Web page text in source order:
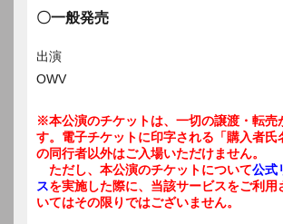
〇一般発売
出演
OWV
※本公演のチケットは、一切の譲渡・転売
す。電子チケットに印字される「購入者氏
の同行者以外はご入場いただけません。
ただし、本公演のチケットについて公式
スを実施した際に、当該サービスをご利用
いてはその限りではございません。